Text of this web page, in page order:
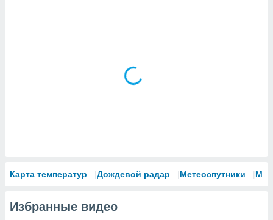
Карта температур Дождевой радар Метеоспутники
Избранные видео